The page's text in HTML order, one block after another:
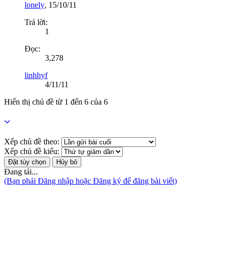
lonely, 15/10/11
Trả lời:
1
Đọc:
3,278
linhhyf
4/11/11
Hiển thị chủ đề từ 1 đến 6 của 6
Xếp chủ đề theo:
Xếp chủ đề kiểu:
Đang tải...
(Bạn phải Đăng nhập hoặc Đăng ký để đăng bài viết)